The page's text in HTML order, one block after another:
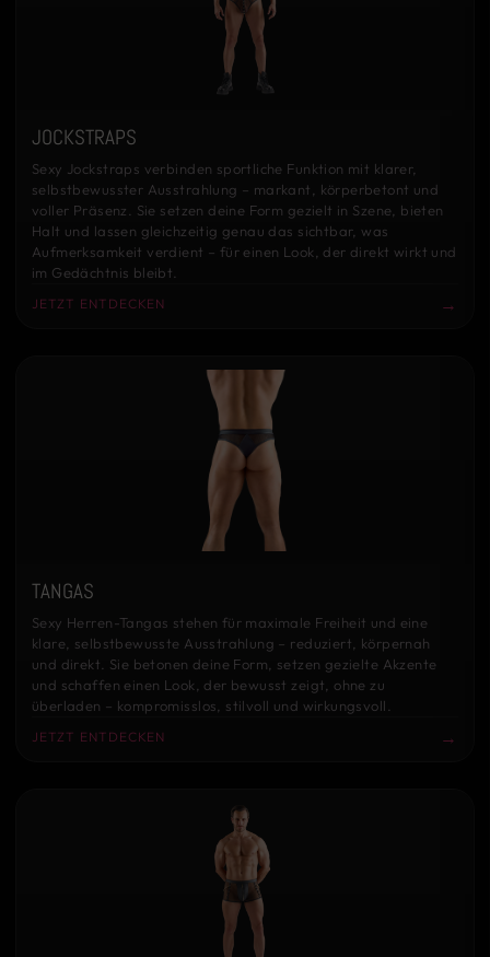
JOCKSTRAPS
Sexy Jockstraps verbinden sportliche Funktion mit klarer,
selbstbewusster Ausstrahlung – markant, körperbetont und
voller Präsenz. Sie setzen deine Form gezielt in Szene, bieten
Halt und lassen gleichzeitig genau das sichtbar, was
Aufmerksamkeit verdient – für einen Look, der direkt wirkt und
im Gedächtnis bleibt.
JETZT ENTDECKEN →
TANGAS
Sexy Herren-Tangas stehen für maximale Freiheit und eine
klare, selbstbewusste Ausstrahlung – reduziert, körpernah
und direkt. Sie betonen deine Form, setzen gezielte Akzente
und schaffen einen Look, der bewusst zeigt, ohne zu
überladen – kompromisslos, stilvoll und wirkungsvoll.
JETZT ENTDECKEN →